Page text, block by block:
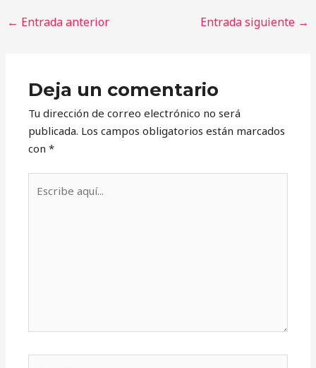
← Entrada anterior Entrada siguiente →
Deja un comentario
Tu dirección de correo electrónico no será
publicada. Los campos obligatorios están marcados
con*
aquí...